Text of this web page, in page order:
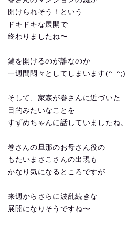
開けられそう！という
ドキドキな展開で
終わりましたね〜
鍵を開けるのが誰なのか
一週間悶々としてしまいます(^_^;)
そして、家森が巻さんに近づいた
目的みたいなことを
すずめちゃんに話していましたね。
巻さんの旦那のお母さん役の
もたいまさこさんの出現も
かなり気になるところですが
来週からさらに波乱続きな
展開になりそうですね〜